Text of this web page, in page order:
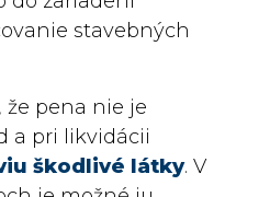
stavebných
že pena nie je
a pri likvidácii
škodlivé látky. V